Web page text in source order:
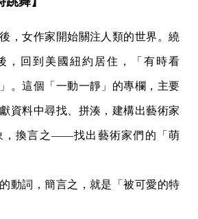
，女作家開始關注人類的世界。繞
，回到美國紐約居住，「有時看
。這個「一動一靜」的專欄，主要
資料中尋找、拼湊，建構出藝術家
，換言之——找出藝術家們的「萌
動詞，簡言之，就是「被可愛的特